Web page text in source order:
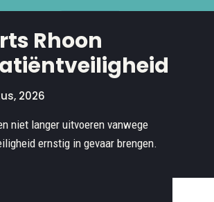
Rhoon
2026
niet langer uitvoeren vanwege
ernstig in gevaar brengen.